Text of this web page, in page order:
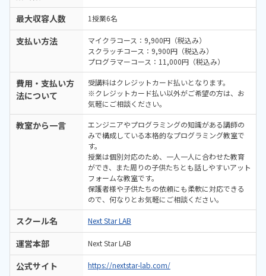
最大収容人数 1授業6名
支払い方法
マイクラコース：9,900円（税込み）
スクラッチコース：9,900円（税込み）
プログラマーコース：11,000円（税込み）
費用・支払い方
法について
受講料はクレジットカード払いとなります。
※クレジットカード払い以外がご希望の方は、お
気軽にご相談ください。
教室から一言
エンジニアやプログラミングの知識がある講師の
みで構成している本格的なプログラミング教室で
す。
授業は個別対応のため、一人一人に合わせた教育
ができ、また周りの子供たちとも話しやすいアット
フォームな教室です。
保護者様や子供たちの依頼にも柔軟に対応できる
ので、何なりとお気軽にご相談ください。
スクール名 Next Star LAB
運営本部 Next Star LAB
公式サイト
https://nextstar-lab.com/